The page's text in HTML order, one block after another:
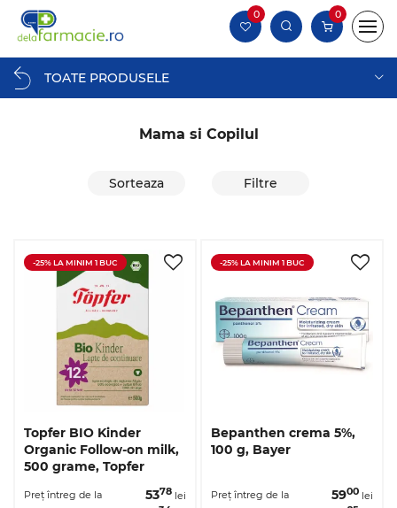
0 0
TOATE PRODUSELE
Mama si Copilul
Sorteaza Filtre
-25% LA MINIM 1 BUC
Topfer BIO Kinder
Organic Follow-on milk,
500 grame, Topfer
Preț întreg de la 5378 lei
-25% LA MINIM 1 BUC
Bepanthen crema 5%,
100 g, Bayer
Preț întreg de la 5900 lei